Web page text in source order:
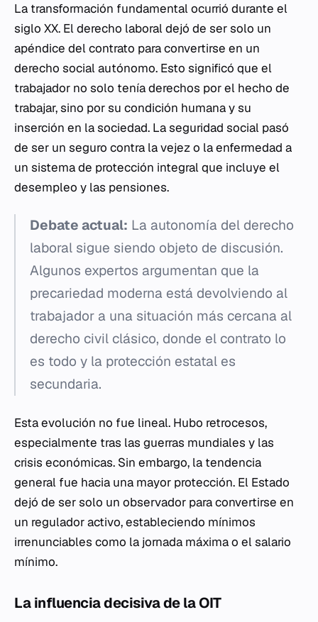
La transformación fundamental ocurrió durante el
siglo XX. El derecho laboral dejó de ser solo un
apéndice del contrato para convertirse en un
derecho social autónomo. Esto significó que el
trabajador no solo tenía derechos por el hecho de
trabajar, sino por su condición humana y su
inserción en la sociedad. La seguridad social pasó
de ser un seguro contra la vejez o la enfermedad a
un sistema de protección integral que incluye el
desempleo y las pensiones.
Debate actual: La autonomía del derecho
laboral sigue siendo objeto de discusión.
Algunos expertos argumentan que la
precariedad moderna está devolviendo al
trabajador a una situación más cercana al
derecho civil clásico, donde el contrato lo
es todo y la protección estatal es
secundaria.
Esta evolución no fue lineal. Hubo retrocesos,
especialmente tras las guerras mundiales y las
crisis económicas. Sin embargo, la tendencia
general fue hacia una mayor protección. El Estado
dejó de ser solo un observador para convertirse en
un regulador activo, estableciendo mínimos
irrenunciables como la jornada máxima o el salario
mínimo.
La influencia decisiva de la OIT